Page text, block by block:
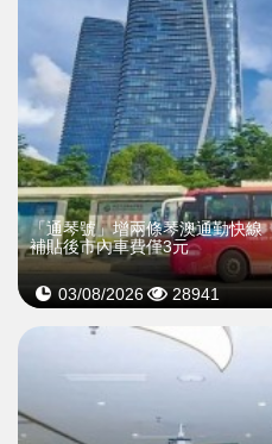
「通琴號」增兩條琴澳通勤快線
補貼後市內車費僅3元
03/08/2026 28941